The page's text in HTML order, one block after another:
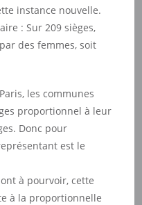
instance nouvelle.
: Sur 209 sièges,
des femmes, soit
les communes
proportionnel à leur
Donc pour
est le
à pourvoir, cette
à la proportionnelle